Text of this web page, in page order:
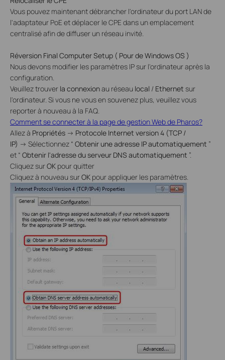
Vous pouvez maintenantdébrancher l'ordinateur du port LAN de
l'adaptateur PoE etdéplacer le CPE dans un emplacement
centralisé afin de diffuser un réseau invité.
Réversion Final Computer Setup ( Pour deWindowsOS )
Nous devons modifier les paramètres IP sur l'ordinateur après la
configuration.
Veuillez trouver la connexionau réseau local / Ethernet sur
l'ordinateur. Si vous ne vous en souvenez plus, veuillez vous
reporter à nouveau à la FAQ.
Comment se connecter à la page de gestion Web de Pharos?
Allez à Propriétés → Protocole Internet version 4 (TCP /
IP) → Sélectionnez “ Obtenir une adresse IP automatiquement ”
et “ Obtenir l'adresse du serveur DNS automatiquement ”.
Cliquez surOK pour quitter
Cliquez à nouveau surOK pour appliquer les paramètres.